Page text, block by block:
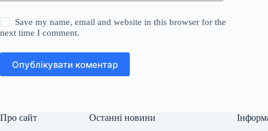
Save my name, email and website in this browser for the
next time I comment.
Опублікувати коментар
Про сайт Останні новини